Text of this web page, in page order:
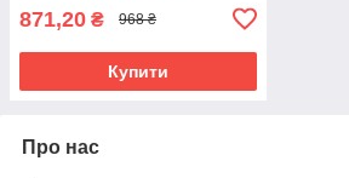
871,20 ₴ 968 ₴
Купити
Про нас